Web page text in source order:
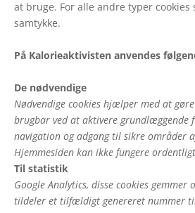
at bruge. For alle andre typer
samtykke.
På Kalorieaktivisten anvendes
De nødvendige
Nødvendige cookies hjælper med at
brugbar ved at aktivere grundlæggende
navigation og adgang til sikre områder
Hjemmesiden kan ikke fungere
Til statistik
Google Analytics, disse cookies gemmer
tildeler et tilfældigt genereret nummer